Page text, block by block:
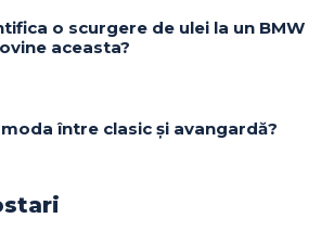
o scurgere de ulei la un BMW
aceasta?
între clasic și avangardă?